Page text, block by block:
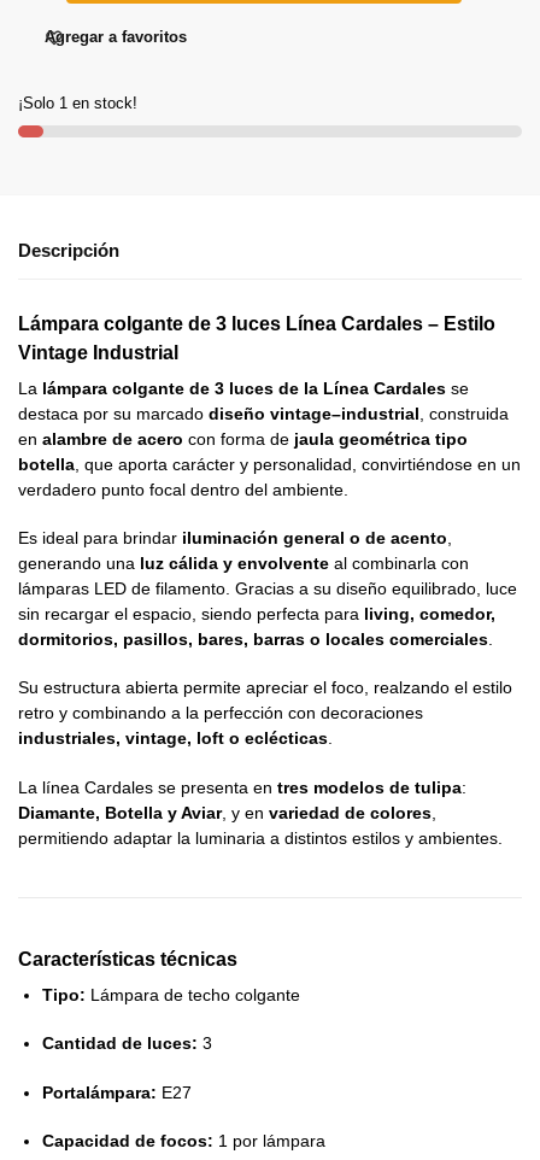
Agregar a favoritos
¡Solo 1 en stock!
Descripción
Lámpara colgante de 3 luces Línea Cardales – Estilo
Vintage Industrial
La lámpara colgante de 3 luces de la Línea Cardales se
destaca por su marcado diseño vintage–industrial , construida
en alambre de acero con forma de jaula geométrica tipo
botella , que aporta carácter y personalidad, convirtiéndose en un
verdadero punto focal dentro del ambiente.
Es ideal para brindar iluminación general o de acento
generando una luz cálida y envolvente al combinarla con
lámparas LED de filamento. Gracias a su diseño equilibrado, luce
sin recargar el espacio, siendo perfecta para living, comedor,
dormitorios, pasillos, bares, barras o locales comerciales
Su estructura abierta permite apreciar el foco, realzando el estilo
retro y combinando a la perfección con decoraciones
industriales, vintage, loft o eclécticas.
La línea Cardales se presenta en tres modelos de tulipa:
Diamante, Botella y Aviar, y en variedad de colores
permitiendo adaptar la luminaria a distintos estilos y ambientes.
Características técnicas
Tipo: Lámpara de techo colgante
Cantidad de luces: 3
Portalámpara: E27
Capacidad de focos: 1 por lámpara